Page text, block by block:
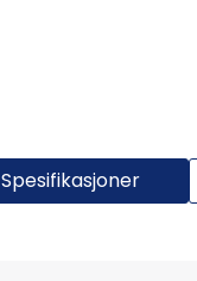
Spesifikasjoner